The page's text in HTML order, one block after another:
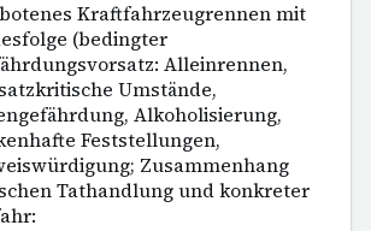
Kraftfahrzeugrennen mit
(bedingter
Alleinrennen,
Umstände,
Alkoholisierung,
Feststellungen,
Zusammenhang
Tathandlung und konkreter